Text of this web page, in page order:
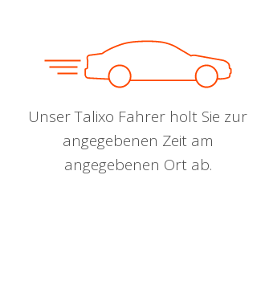
Unser Talixo Fahrer holt Sie zur
angegebenen Zeit am
angegebenen Ort ab.